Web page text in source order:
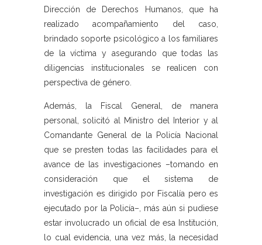
Dirección de Derechos Humanos, que ha
realizado acompañamiento del caso,
brindado soporte psicológico a los familiares
de la víctima y asegurando que todas las
diligencias institucionales se realicen con
perspectiva de género.
Además, la Fiscal General, de manera
personal, solicitó al Ministro del Interior y al
Comandante General de la Policía Nacional
que se presten todas las facilidades para el
avance de las investigaciones –tomando en
consideración que el sistema de
investigación es dirigido por Fiscalía pero es
ejecutado por la Policía–, más aún si pudiese
estar involucrado un oficial de esa Institución,
lo cual evidencia, una vez más, la necesidad